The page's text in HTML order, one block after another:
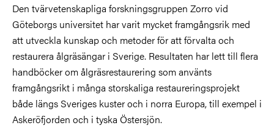
Den tvärvetenskapliga forskningsgruppen Zorro vid
Göteborgs universitet har varit mycket framgångsrik med
att utveckla kunskap och metoder för att förvalta och
restaurera ålgräsängar i Sverige. Resultaten har lett till flera
handböcker om ålgräsrestaurering som använts
framgångsrikt i många storskaliga restaureringsprojekt
både längs Sveriges kuster och i norra Europa, till exempel i
Askeröfjorden och i tyska Östersjön.